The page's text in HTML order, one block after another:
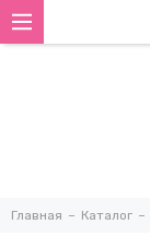
Главная Каталог